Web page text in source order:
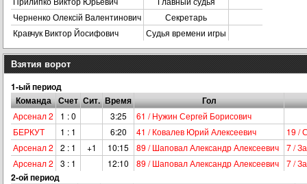
Черненко Олексій Валентинович
Секретарь
Кравчук Виктор Йосифович
Судья времени игры
Взятия ворот
1-ый период
Команда Счет Сит. Время Гол
Арсенал 2 1 : 0 3:25
61 / Нужин Сергей Борисович
БЕРКУТ
1 : 1 6:20 41 / Ковалев Юрий Алексеевич
19 /
Арсенал 2
2 : 1 +1 10:15 89 / Шаповал Александр Алексеевич
7 /
Арсенал 2
3 : 1 12:10 89 / Шаповал Александр Алексеевич 7 /
2-ой период